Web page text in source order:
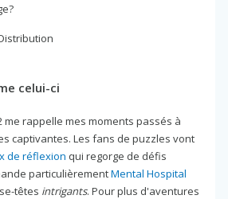
celui-ci
me rappelle mes moments passés à
captivantes. Les fans de puzzles vont
de réflexion qui regorge de défis
particulièrementMental Hospital
têtes intrigants. Pour plus d'aventures